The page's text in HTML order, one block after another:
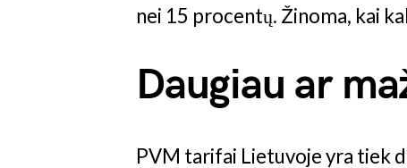
nei 15 procentų. Žinoma, kai
Daugiau ar
PVM tarifai Lietuvoje yra tiek